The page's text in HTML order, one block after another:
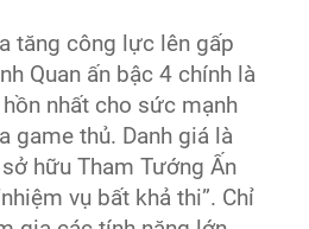
tăng công lực lên gấp
Quan ấn bậc 4 chính là
nhất cho sức mạnh
game thủ. Danh giá là
hữu Tham Tướng Ấn
vụ bất khả thi”. Chỉ